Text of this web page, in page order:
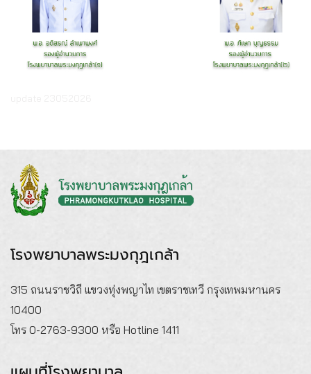
โรงพยาบาลพระมงกุฎเกล้า
315 ถนนราชวิถี แขวงทุ่งพญาไท เขตราชเทวี กรุงเทพมหานคร
10400
โทร 0-2763-9300 หรือ Hotline 1411